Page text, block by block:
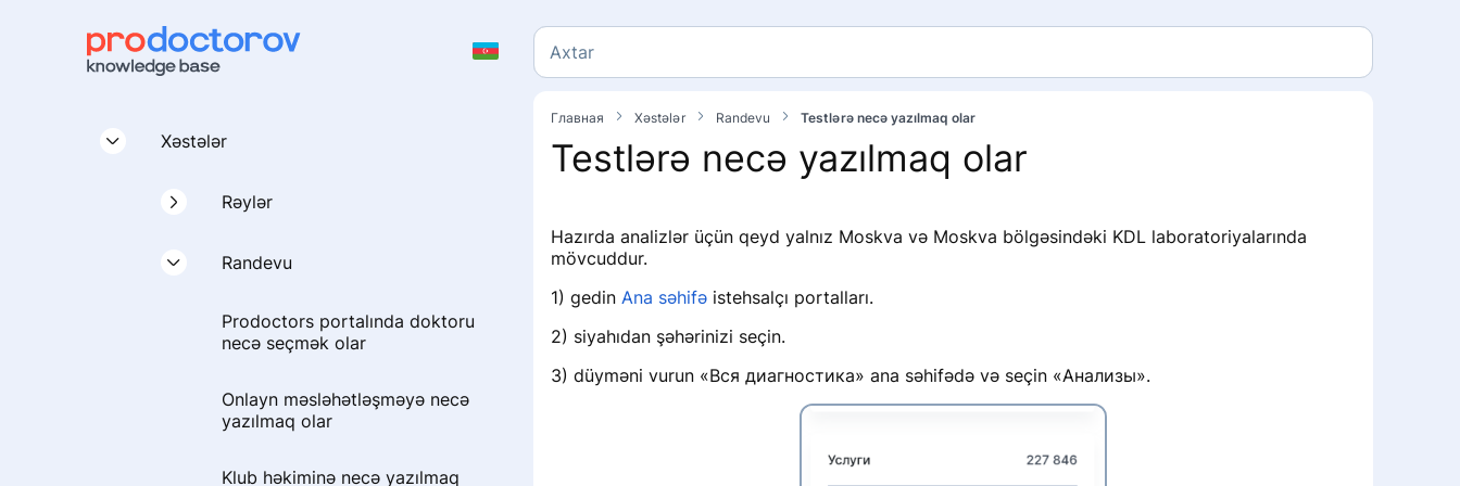
Xəstələr
Rəylər
Prodoctors portalında necə rəy
Rəy yazmaq üçün tövsiyələr
Hüquqi baxımdan rəyi necə
düzgün yazmaq olar
Kim rəy yaza bilər
Randevu
Prodoctors portalında doktoru
necə seçmək olar
Onlayn məsləhətləşməyə necə
yazılmaq olar
Klub həkiminə necə yazılmaq
Axtar
Axtar
Главная Xəstələr Randevu Testlərə necə yazılmaq olar
Testlərə necə yazılmaq olar
Hazırda analizlər üçün qeyd yalnız Moskva və Moskva bölgəsindəki KDL laboratoriyalarında
mövcuddur.
1) gedin Ana səhifəistehsalçı portalları.
2) siyahıdan şəhərinizi seçin.
3) düyməni vurun «Вся диагностика» ana səhifədə və seçin «Анализы».